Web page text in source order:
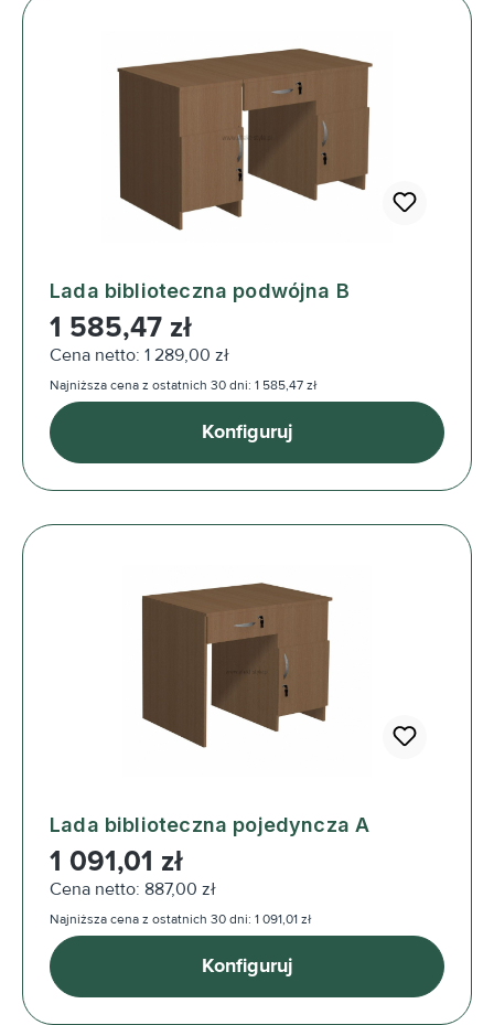
Lada biblioteczna podwójna B
Cena regularna:
1 585,47 zł
Cena netto: 1 289,00 zł
Najniższa cena z ostatnich 30 dni: 1 585,47 zł
Konfiguruj
Lada biblioteczna pojedyncza A
Cena regularna:
1 091,01 zł
Cena netto: 887,00 zł
Najniższa cena z ostatnich 30 dni: 1 091,01 zł
Konfiguruj